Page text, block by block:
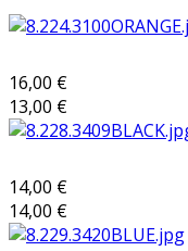
16,00 €
13,00 €
14,00 €
14,00 €